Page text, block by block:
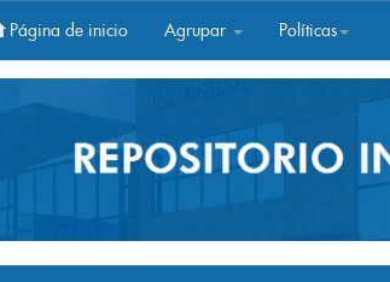
Página de inicio Agrupar Políticas